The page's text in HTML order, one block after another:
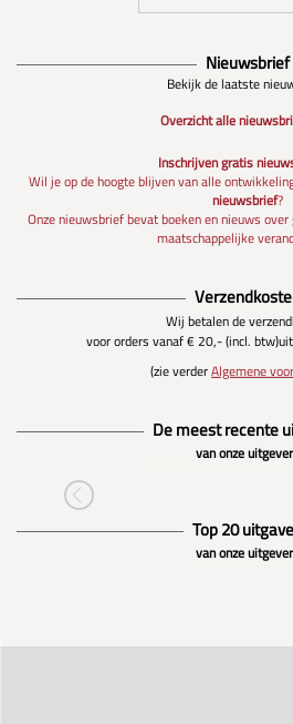
Nieuwsbrief
Bekijk de laatste
Overzicht alle
Inschrijven gratis
Wil je op de hoogte blijven van alle
nieuwsbrief?
Onze nieuwsbrief bevat boeken en nieuws
maatschappelijke
Wij betalen de
voor orders vanaf € 20,- (incl. btw)
(zie verderAlgemene
De meest recente
van onze
Top 20
van onze